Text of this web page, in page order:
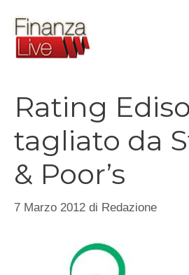
contenuto
Rating
tagliato da
& Poor’s
7 Marzo 2012 di Redazione